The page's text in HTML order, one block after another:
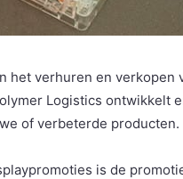
het verhuren en
Logistics ontwikkelt
of verbeterde producten.
is de